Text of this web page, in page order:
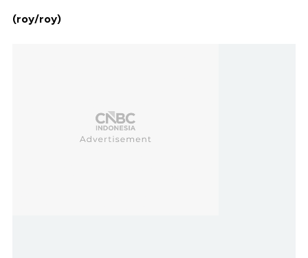
(roy/roy)